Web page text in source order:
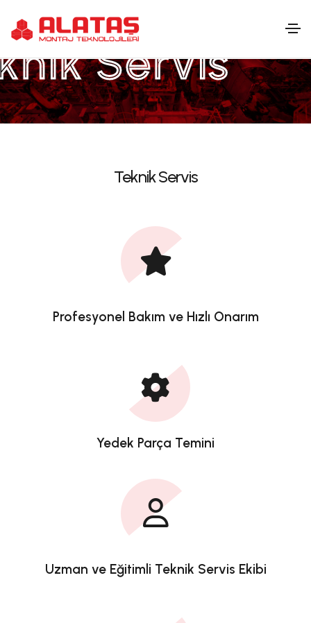
Servis
Teknik Servis
Profesyonel Bakım ve Hızlı Onarım
Yedek Parça Temini
Uzman ve Eğitimli Teknik Servis Ekibi